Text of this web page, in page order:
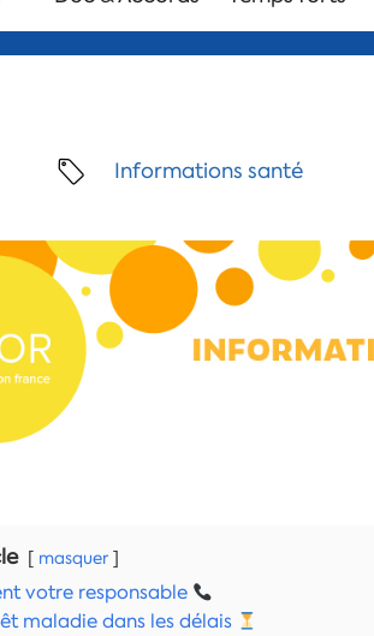
Informations santé
masquer
votre responsable
maladie dans les délais